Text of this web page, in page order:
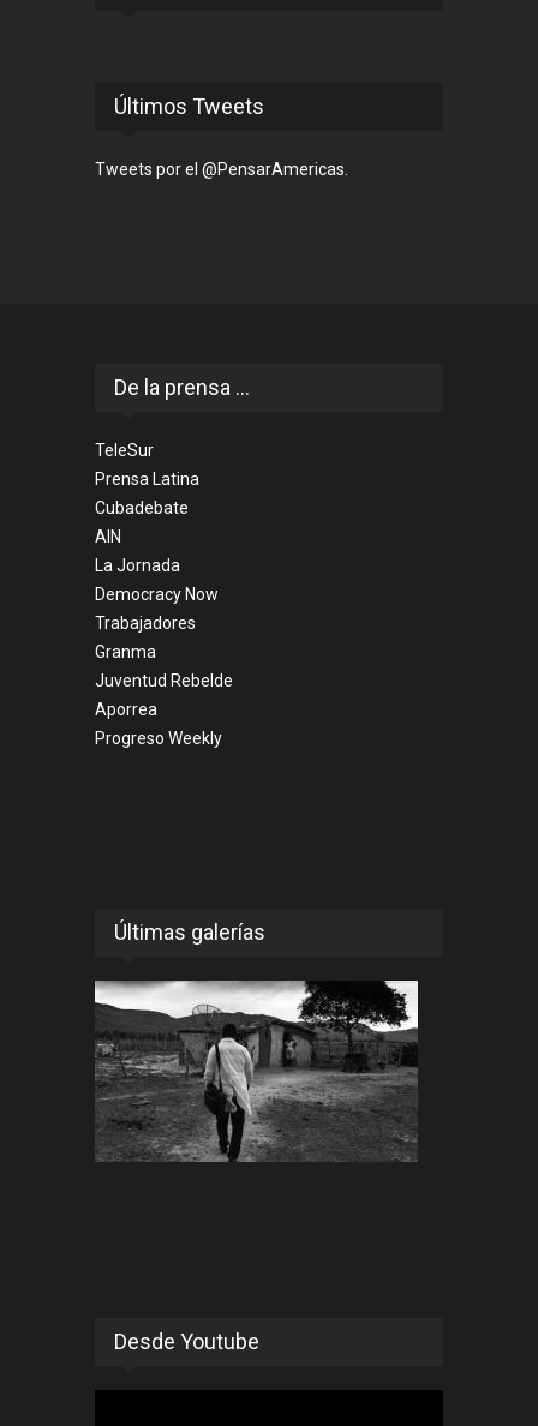
Últimos Tweets
Tweets por el @PensarAmericas.
De la prensa ...
TeleSur
Prensa Latina
Cubadebate
AIN
La Jornada
Democracy Now
Trabajadores
Granma
Juventud Rebelde
Aporrea
Progreso Weekly
Últimas galerías
Desde Youtube